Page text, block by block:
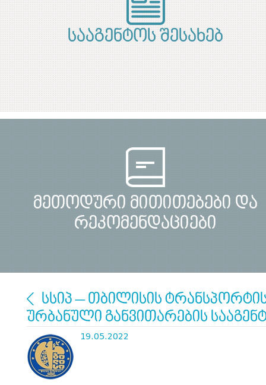
სააგენტოს შესახებ
მეთოდური მითითებები და
რეკომენდაციები
სსიპ – თბილისის
ურბანული განვითარების
19.05.2022